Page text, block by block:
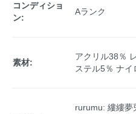
コンディショ
ン:
Aランク
素材:
アクリル38％
ステル5％ ナイ
rurumu: 縷縷夢